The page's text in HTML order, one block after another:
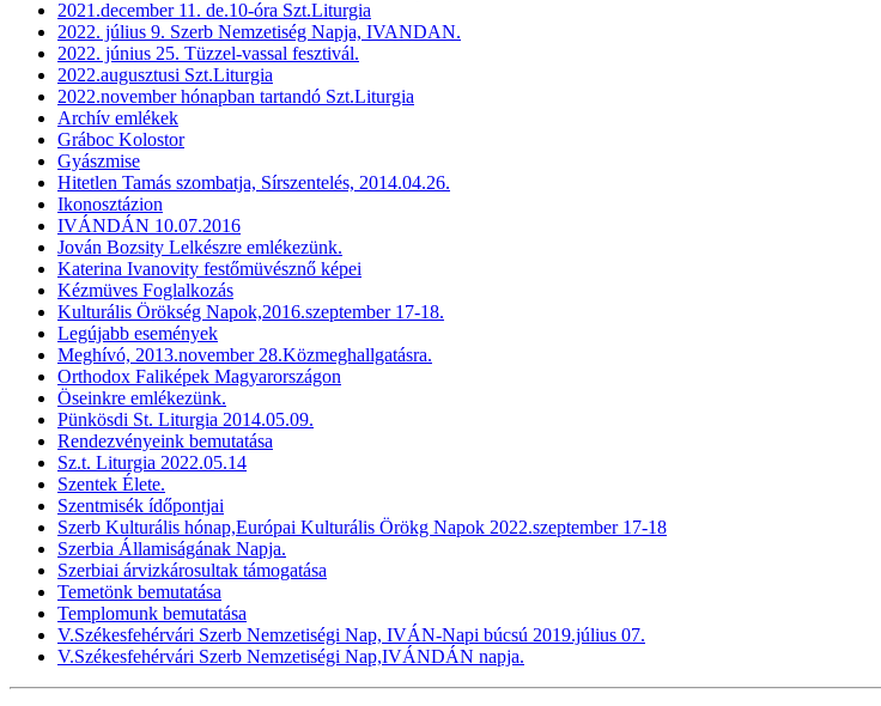
2021.december 11. de.10-óra Szt.Liturgia
2022. július 9. Szerb Nemzetiség Napja, IVANDAN.
2022. június 25. Tüzzel-vassal fesztivál.
2022.augusztusi Szt.Liturgia
2022.november hónapban tartandó Szt.Liturgia
Archív emlékek
Gráboc Kolostor
Gyászmise
Hitetlen Tamás szombatja, Sírszentelés, 2014.04.26.
Ikonosztázion
IVÁNDÁN 10.07.2016
Jován Bozsity Lelkészre emlékezünk.
Katerina Ivanovity festőmüvésznő képei
Kézmüves Foglalkozás
Kulturális Örökség Napok,2016.szeptember 17-18.
Legújabb események
Meghívó, 2013.november 28.Közmeghallgatásra.
Orthodox Faliképek Magyarországon
Öseinkre emlékezünk.
Pünkösdi St. Liturgia 2014.05.09.
Rendezvényeink bemutatása
Sz.t. Liturgia 2022.05.14
Szentek Élete.
Szentmisék ídőpontjai
Szerb Kulturális hónap,Európai Kulturális Örökg Napok 2022.szeptember 17-18
Szerbia Államiságának Napja.
Szerbiai árvizkárosultak támogatása
Temetönk bemutatása
Templomunk bemutatása
V.Székesfehérvári Szerb Nemzetiségi Nap, IVÁN-Napi búcsú 2019.július 07.
V.Székesfehérvári Szerb Nemzetiségi Nap,IVÁNDÁN napja.